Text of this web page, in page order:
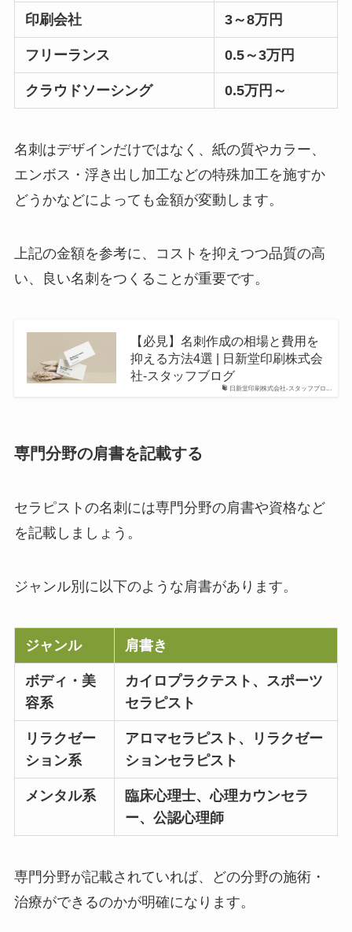
印刷会社 3～8万円
フリーランス 0.5～3万円
クラウドソーシング 0.5万円～
名刺はデザインだけではなく、紙の質やカラー、
エンボス・浮き出し加工などの特殊加工を施すか
どうかなどによっても金額が変動します。
上記の金額を参考に、コストを抑えつつ品質の高
い、良い名刺をつくることが重要です。
日新堂印刷株式会社-スタッフブロ...
【必見】名刺作成の相場と費用を
抑える方法4選 | 日新堂印刷株式会
社-スタッフブログ
専門分野の肩書を記載する
セラピストの名刺には専門分野の肩書や資格など
を記載しましょう。
ジャンル別に以下のような肩書があります。
ジャンル 肩書き
ボディ・美
容系
カイロプラクテスト、スポーツ
セラピスト
リラクゼー
ション系
アロマセラピスト、リラクゼー
ションセラピスト
メンタル系
臨床心理士、心理カウンセラ
ー、公認心理師
専門分野が記載されていれば、どの分野の施術・
治療ができるのかが明確になります。